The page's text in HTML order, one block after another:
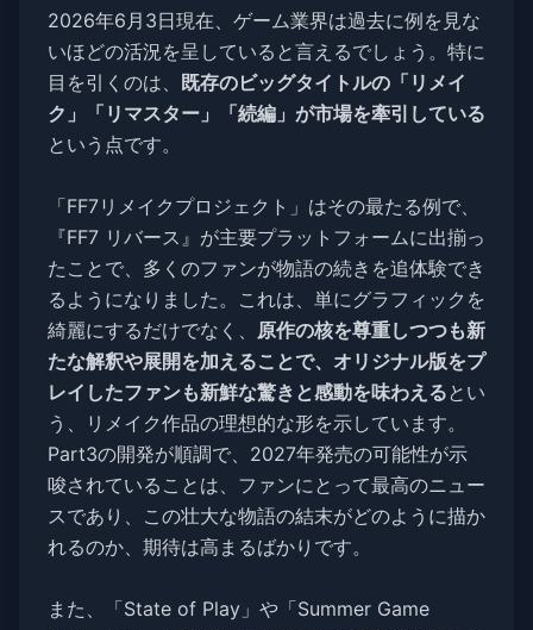
2026年6月3日現在、ゲーム業界は過去に例を見な
いほどの活況を呈していると言えるでしょう。特に
目を引くのは、 既存のビッグタイトルの「リメイ
ク」「リマスター」「続編」が市場を牽引している
という点です。
「FF7リメイクプロジェクト」はその最たる例で、
『FF7 リバース』が主要プラットフォームに出揃っ
たことで、多くのファンが物語の続きを追体験でき
るようになりました。これは、単にグラフィックを
綺麗にするだけでなく、 原作の核を尊重しつつも新
たな解釈や展開を加えることで、オリジナル版をプ
レイしたファンも新鮮な驚きと感動を味わえるとい
う、リメイク作品の理想的な形を示しています。
Part3の開発が順調で、2027年発売の可能性が示
唆されていることは、ファンにとって最高のニュー
スであり、この壮大な物語の結末がどのように描か
れるのか、期待は高まるばかりです。
また、「State of Play」や「Summer Game